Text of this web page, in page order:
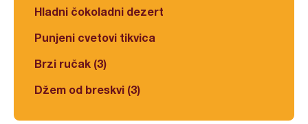
Hladni čokoladni dezert
Punjeni cvetovi tikvica
Brzi ručak (3)
Džem od breskvi (3)